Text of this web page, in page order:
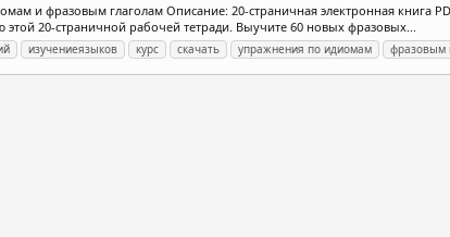
и фразовым глаголам Описание: 20-страничная электронная книга
20-страничной рабочей тетради. Выучите 60 новых фразовых...
изучениеязыков курс скачать упражнения по идиомам фразовым